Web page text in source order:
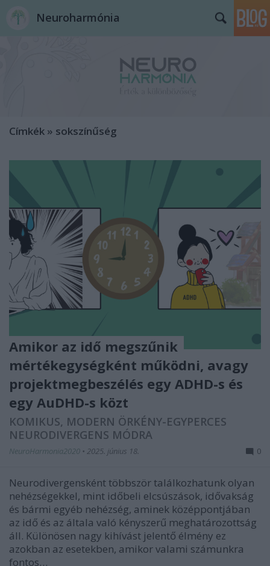
Neuroharmónia
Címkék » sokszínűség
Amikor az idő megszűnik
mértékegységként működni, avagy
projektmegbeszélés egy ADHD-s és
egy AuDHD-s közt
KOMIKUS, MODERN ÖRKÉNY-EGYPERCES
NEURODIVERGENS MÓDRA
NeuroHarmonia2020 • 2025. június 18. 0
Neurodivergensként többször találkozhatunk olyan
nehézségekkel, mint időbeli elcsúszások, idővakság
és bármi egyéb nehézség, aminek középpontjában
az idő és az általa való kényszerű meghatározottság
áll. Különösen nagy kihívást jelentő élmény ez
azokban az esetekben, amikor valami számunkra
fontos…